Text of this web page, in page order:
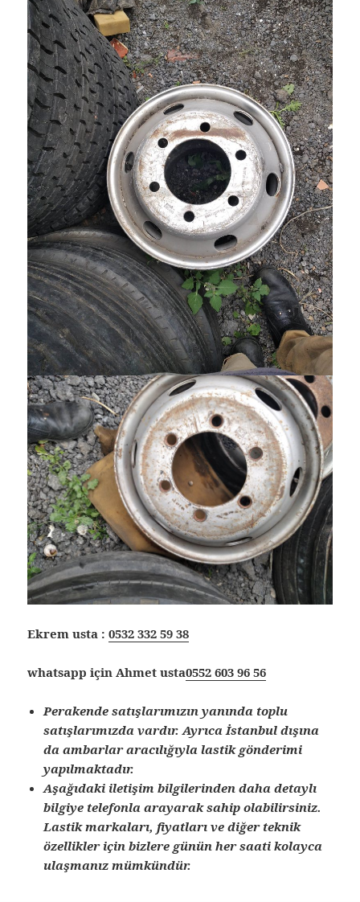
Ekrem usta :0532 332 59 38
whatsapp için Ahmet usta0552 603 96 56
Perakende satışlarımızın yanında toplu
satışlarımızda vardır. Ayrıca İstanbul dışına
da ambarlar aracılığıyla lastik gönderimi
yapılmaktadır.
Aşağıdaki iletişim bilgilerinden daha detaylı
bilgiye telefonla arayarak sahip olabilirsiniz.
Lastik markaları, fiyatları ve diğer teknik
özellikler için bizlere günün her saati kolayca
ulaşmanız mümkündür.